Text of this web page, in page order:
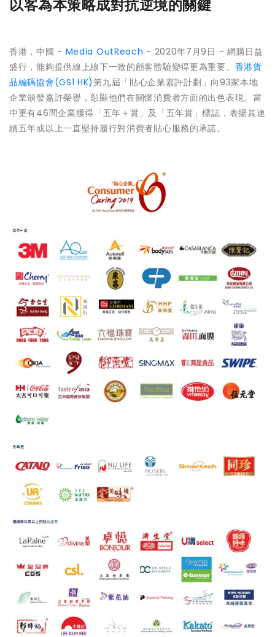
以客為本策略成對抗逆境的關鍵
香港，中國 - Media OutReach - 2020年7月9日 - 網購日益
盛行，能夠提供線上線下一致的顧客體驗變得更為重要。 香港貨
品編碼協會(GS1 HK)第九屆「貼心企業嘉許計劃」向93家本地
企業頒發嘉許榮譽，彰顯他們在關懷消費者方面的出色表現。當
中更有46間企業獲得「五年＋賞」及「五年賞」標誌，表揚其連
續五年或以上一直堅持履行對消費者貼心服務的承諾。